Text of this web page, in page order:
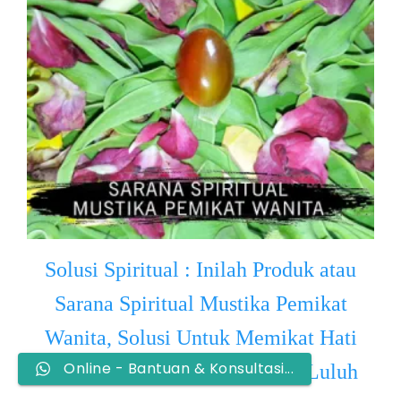
Solusi Spiritual : Inilah Produk atau
Sarana Spiritual Mustika Pemikat
Wanita, Solusi Untuk Memikat Hati
Wanita Idaman. Bikin SI DIA Luluh
Online - Bantuan & Konsultasi...